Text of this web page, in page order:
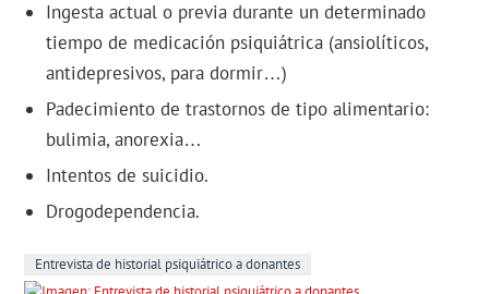
Ingesta actual o previa durante un determinado
tiempo de medicación psiquiátrica (ansiolíticos,
antidepresivos, para dormir…)
Padecimiento de trastornos de tipo alimentario:
bulimia, anorexia…
Intentos de suicidio.
Drogodependencia.
Entrevista de historial psiquiátrico a donantes